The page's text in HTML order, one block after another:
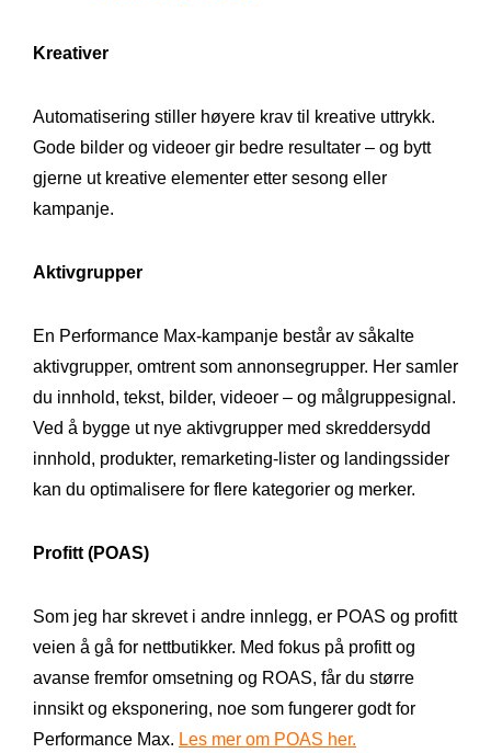
Kreativer
Automatisering stiller høyere krav til kreative uttrykk.
Gode bilder og videoer gir bedre resultater – og bytt
gjerne ut kreative elementer etter sesong eller
kampanje.
Aktivgrupper
En Performance Max-kampanje består av såkalte
aktivgrupper, omtrent som annonsegrupper. Her samler
du innhold, tekst, bilder, videoer – og målgruppesignal.
Ved å bygge ut nye aktivgrupper med skreddersydd
innhold, produkter, remarketing-lister og landingssider
kan du optimalisere for flere kategorier og merker.
Profitt (POAS)
Som jeg har skrevet i andre innlegg, er POAS og profitt
veien å gå for nettbutikker. Med fokus på profitt og
avanse fremfor omsetning og ROAS, får du større
innsikt og eksponering, noe som fungerer godt for
Performance Max. Les mer om POAS her.